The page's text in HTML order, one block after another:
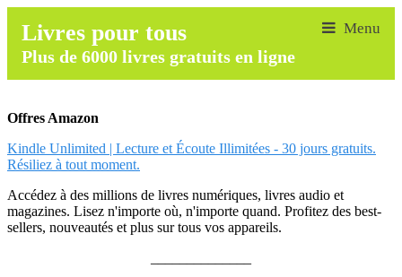
Livres pour tous
Plus de 6000 livres gratuits en ligne
Offres Amazon
Kindle Unlimited | Lecture et Écoute Illimitées - 30 jours gratuits.
Résiliez à tout moment.
Accédez à des millions de livres numériques, livres audio et
magazines. Lisez n'importe où, n'importe quand. Profitez des best-
sellers, nouveautés et plus sur tous vos appareils.